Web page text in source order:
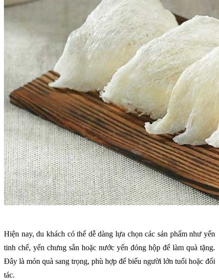
Hiện nay, du khách có thể dễ dàng lựa chọn các sản phẩm như yến
tinh chế, yến chưng sẵn hoặc nước yến đóng hộp để làm quà tặng.
Đây là món quà sang trọng, phù hợp để biếu người lớn tuổi hoặc đối
tác.